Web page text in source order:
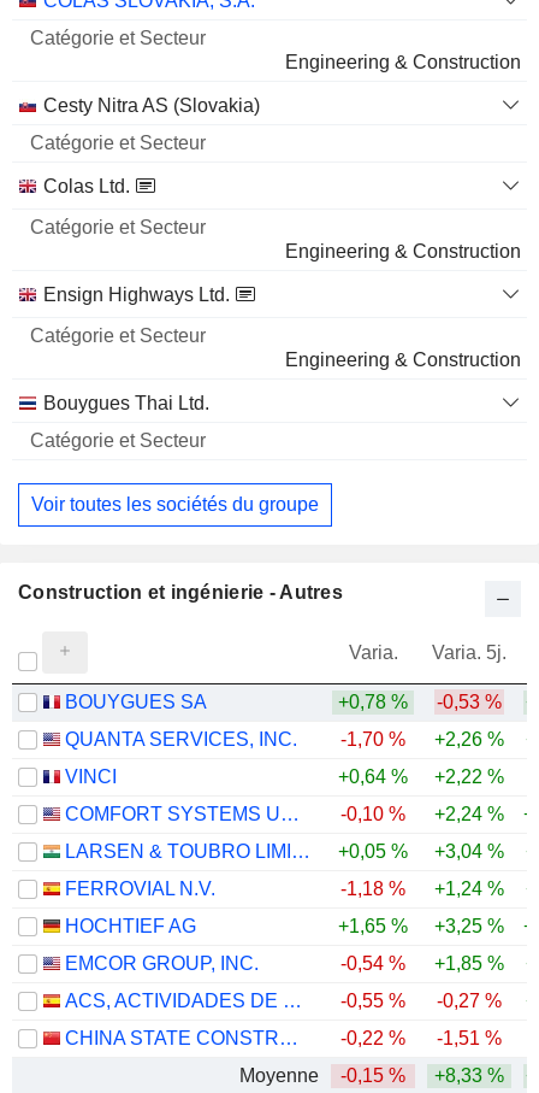
Nom
Secteur
Engineering & Construction
Cesty Nitra AS (Slovakia)
Colas Ltd.
Engineering & Construction
Ensign Highways Ltd.
Engineering & Construction
Bouygues Thai Ltd.
Voir toutes les sociétés du groupe
Construction et ingénierie - Autres
Varia. Varia. 5j.
BOUYGUES SA +0,78 % -0,53 %
QUANTA SERVICES, INC.
-1,70 % +2,26 %
VINCI
+0,64 % +2,22 %
COMFORT SYSTEMS USA, INC.
-0,10 % +2,24 %
LARSEN & TOUBRO LIMITED
+0,05 % +3,04 %
FERROVIAL N.V.
-1,18 % +1,24 %
HOCHTIEF AG
+1,65 % +3,25 %
EMCOR GROUP, INC.
-0,54 % +1,85 %
ACS, ACTIVIDADES DE CONSTRUCCIÓN Y SERVICIOS, S.A.
-0,55 % -0,27 %
CHINA STATE CONSTRUCTION ENGINEERING CORPORATION LIMITED
-0,22 % -1,51 %
Moyenne
-0,15 % +8,33 %